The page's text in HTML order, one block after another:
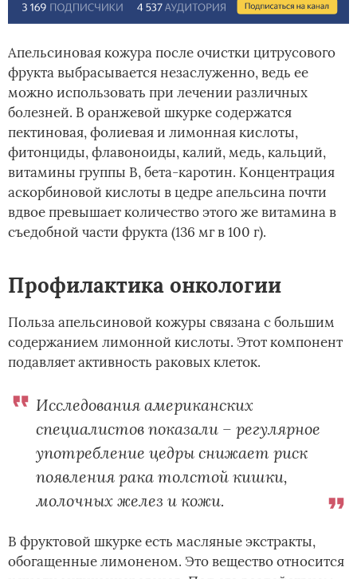
Апельсиновая кожура после очистки цитрусового
фрукта выбрасывается незаслуженно, ведь ее
можно использовать при лечении различных
болезней. В оранжевой шкурке содержатся
пектиновая, фолиевая и лимонная кислоты,
фитонциды, флавоноиды, калий, медь, кальций,
витамины группы В, бета-каротин. Концентрация
аскорбиновой кислоты в цедре апельсина почти
вдвое превышает количество этого же витамина в
съедобной части фрукта (136 мг в 100 г).
Профилактика онкологии
Польза апельсиновой кожуры связана с большим
содержанием лимонной кислоты. Этот компонент
подавляет активность раковых клеток.
Исследования американских
специалистов показали – регулярное
употребление цедры снижает риск
появления рака толстой кишки,
молочных желез и кожи.
В фруктовой шкурке есть масляные экстракты,
обогащенные лимоненом. Это вещество относится